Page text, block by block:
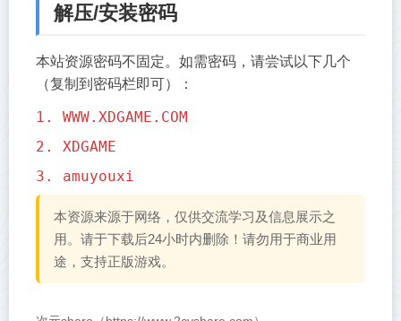
解压/安装密码
本站资源密码不固定。如需密码，请尝试以下几个
（复制到密码栏即可）：
1. WWW.XDGAME.COM
2. XDGAME
3. amuyouxi
本资源来源于网络，仅供交流学习及信息展示之
用。请于下载后24小时内删除！请勿用于商业用
途，支持正版游戏。